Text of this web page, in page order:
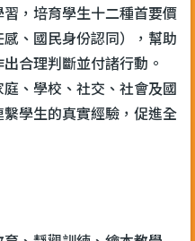
，培育學生十二種首要價
、國民身份認同），幫助
合理判斷並付諸行動。
、學校、社交、社會及國
學生的真實經驗，促進全